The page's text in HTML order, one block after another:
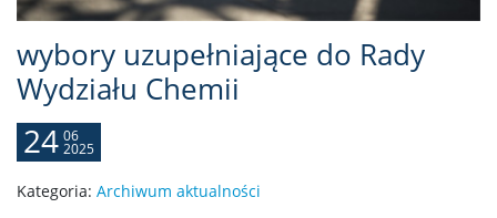
wybory uzupełniające do Rady
Wydziału Chemii
24 06
2025
Kategoria: Archiwum aktualności